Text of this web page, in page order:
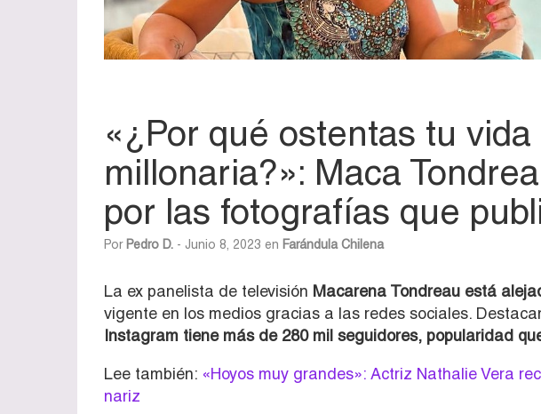
«¿Por qué ostentas tu vida
millonaria?»: Maca
por las fotografías que
Por Pedro D. - Junio 8, 2023 en Farándula Chilena
La ex panelista de televisión Macarena Tondreau está
vigente en los medios gracias a las redes sociales.
Instagram tiene más de 280 mil seguidores, popularidad
Lee también: «Hoyos muy grandes»: Actriz Nathalie Vera
nariz